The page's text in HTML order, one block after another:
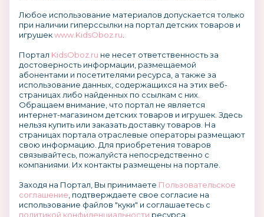
Любое использование материалов допускается только
при наличии гиперссылки на портал детских товаров и
игрушекwww.KidsOboz.ru
Портал KidsOboz.ru не несет ответственность за
достоверность информации, размещаемой
абонентами и посетителями ресурса, а также за
использование данных, содержащихся на этих веб-
страницах либо найденных по ссылкам с них.
Обращаем внимание, что портал не является
интернет-магазином детских товаров и игрушек. Здесь
нельзя купить или заказать доставку товаров. На
страницах портала отраслевые операторы размещают
свою информацию. Для приобретения товаров
связывайтесь, пожалуйста непосредственно с
компаниями. Их контакты размещены на портале.
Заходя на Портал, Вы принимаете Пользовательское
соглашение , подтверждаете свое согласие на
использование файлов "куки" и соглашаетесь с
политикой конфиденциальности ресурса.